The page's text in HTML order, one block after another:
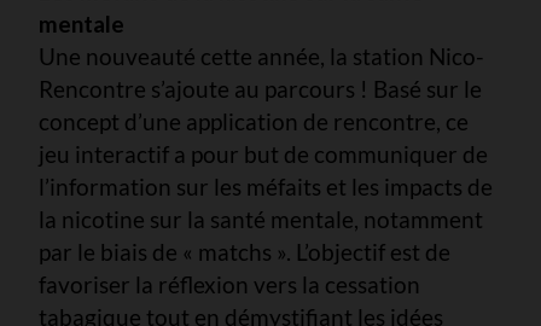
mentale
Une nouveauté cette année, la station Nico-
Rencontre s’ajoute au parcours ! Basé sur le
concept d’une application de rencontre, ce
jeu interactif a pour but de communiquer de
l’information sur les méfaits et les impacts de
la nicotine sur la santé mentale, notamment
par le biais de « matchs ». L’objectif est de
favoriser la réflexion vers la cessation
tabagique tout en démystifiant les idées